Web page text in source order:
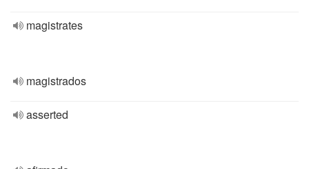
magistrates
magistrados
asserted